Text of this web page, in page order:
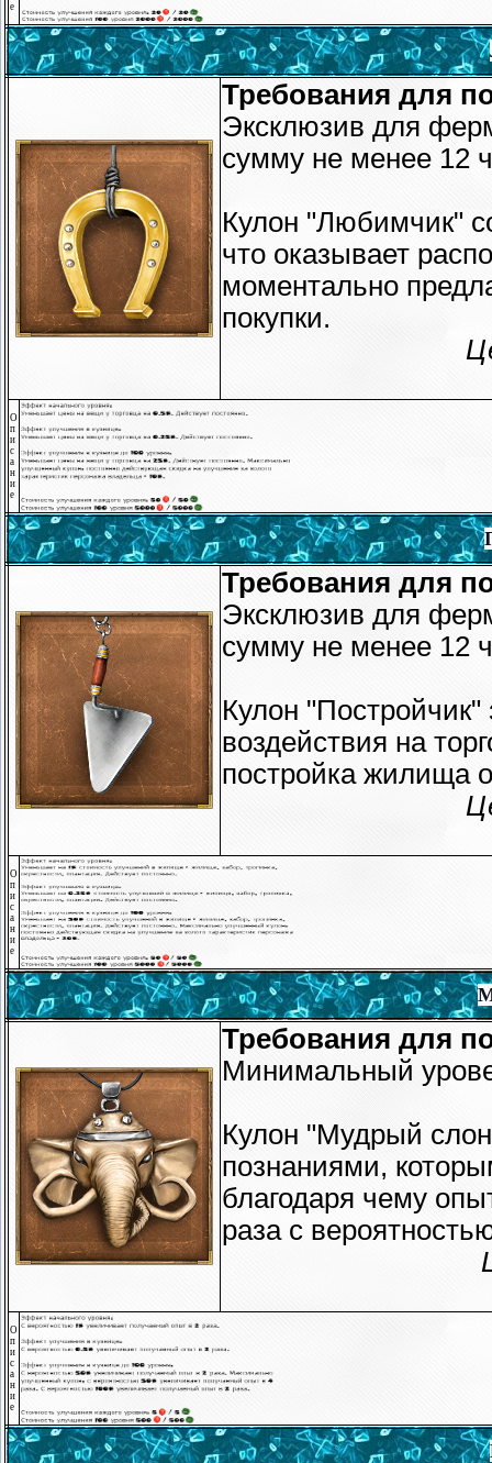
е
Требования для
Эксклюзив для
сумму не менее 12
Кулон "Любимчик"
что оказывает
моментально
покупки.
О
п
и
с
а
н
и
е
Требования для
Эксклюзив для
сумму не менее 12
Кулон
воздействия на
постройка жилища
О
п
и
с
а
н
и
е
Требования для
Минимальный
Кулон "Мудрый
познаниями,
благодаря чему
раза с
О
п
и
с
а
н
и
е